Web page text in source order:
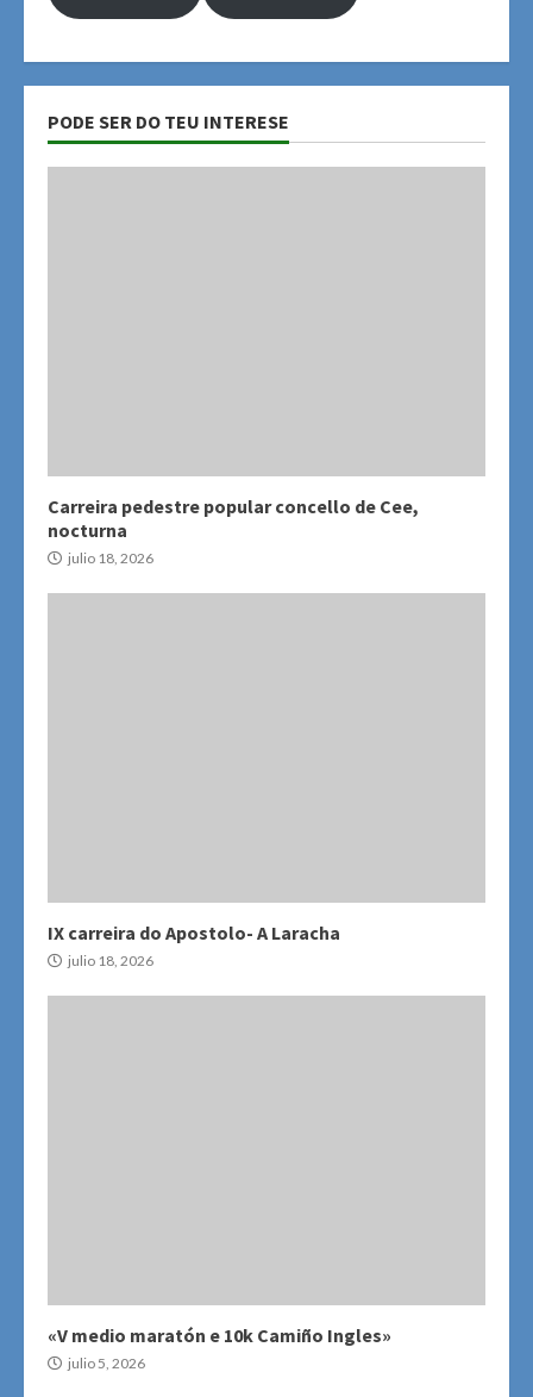
PODE SER DO TEU INTERESE
Carreira pedestre popular concello de Cee,
nocturna
julio 18, 2026
IX carreira do Apostolo- A Laracha
julio 18, 2026
«V medio maratón e 10k Camiño Ingles»
julio 5, 2026